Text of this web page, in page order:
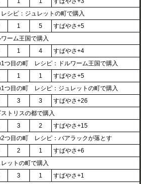
シピ：ジュレットの町で購入
1 5
すばやさ+5
ーム王国で購入
1 4
すばやさ+4
1つ目の町 レシピ：ドルワーム王国で購入
1 1
すばやさ+5
1つ目の町 レシピ：ジュレットの町で購入
3 3
すばやさ+26
トリスの都で購入
3 2
すばやさ+15
2つ目の町 レシピ：バアラックが落とす
2 1
すばやさ+6
ットの町で購入
3 1
すばやさ+1